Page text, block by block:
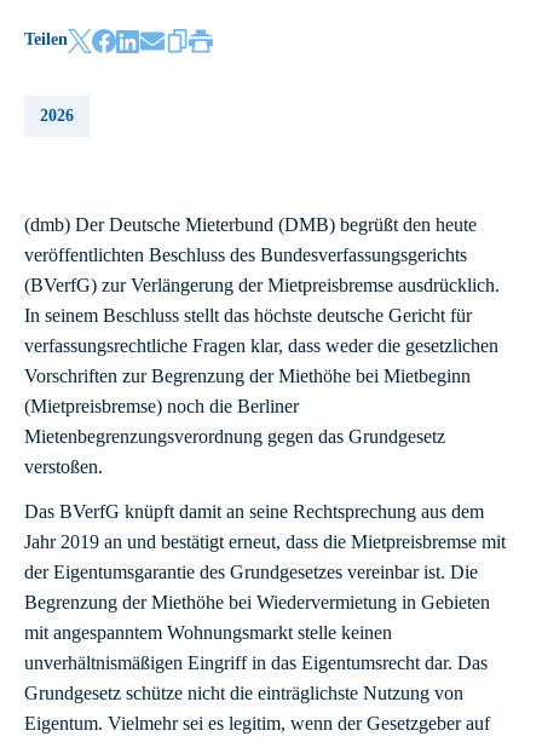
Teilen
2026
(dmb) Der Deutsche Mieterbund (DMB) begrüßt den heute
veröffentlichten Beschluss des Bundesverfassungsgerichts
(BVerfG) zur Verlängerung der Mietpreisbremse ausdrücklich.
In seinem Beschluss stellt das höchste deutsche Gericht für
verfassungsrechtliche Fragen klar, dass weder die gesetzlichen
Vorschriften zur Begrenzung der Miethöhe bei Mietbeginn
(Mietpreisbremse) noch die Berliner
Mietenbegrenzungsverordnung gegen das Grundgesetz
verstoßen.
Das BVerfG knüpft damit an seine Rechtsprechung aus dem
Jahr 2019 an und bestätigt erneut, dass die Mietpreisbremse mit
der Eigentumsgarantie des Grundgesetzes vereinbar ist. Die
Begrenzung der Miethöhe bei Wiedervermietung in Gebieten
mit angespanntem Wohnungsmarkt stelle keinen
unverhältnismäßigen Eingriff in das Eigentumsrecht dar. Das
Grundgesetz schütze nicht die einträglichste Nutzung von
Eigentum. Vielmehr sei es legitim, wenn der Gesetzgeber auf